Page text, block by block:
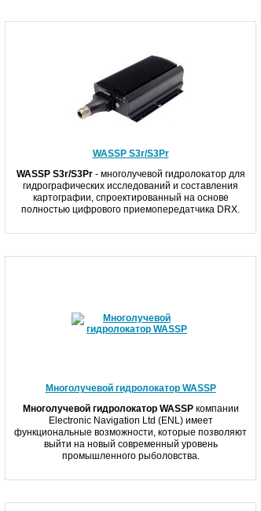
WASSP S3r/S3Pr
WASSPS3r/S3Pr- многолучевой гидролокатор для
гидрографических исследований и составления
картографии, спроектированный на основе
полностью цифрового приемопередатчика DRX.
Многолучевой гидролокатор WASSP
Многолучевой гидролокатор WASSPкомпании
Electronic Navigation Ltd (ENL) имеет
функциональные возможности, которые позволяют
выйти на новый современный уровень
промышленного рыболовства.